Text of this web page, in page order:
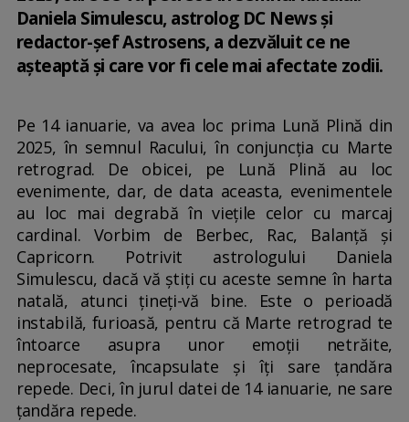
Daniela Simulescu, astrolog DC News și
redactor-șef Astrosens, a dezvăluit ce ne
așteaptă și care vor fi cele mai afectate zodii.
Pe 14 ianuarie, va avea loc prima Lună Plină din
2025, în semnul Racului, în conjuncția cu Marte
retrograd. De obicei, pe Lună Plină au loc
evenimente, dar, de data aceasta, evenimentele
au loc mai degrabă în viețile celor cu marcaj
cardinal. Vorbim de Berbec, Rac, Balanță și
Capricorn. Potrivit astrologului Daniela
Simulescu, dacă vă știți cu aceste semne în harta
natală, atunci țineți-vă bine. Este o perioadă
instabilă, furioasă, pentru că Marte retrograd te
întoarce asupra unor emoții netrăite,
neprocesate, încapsulate și îți sare țandăra
repede. Deci, în jurul datei de 14 ianuarie, ne sare
țandăra repede.